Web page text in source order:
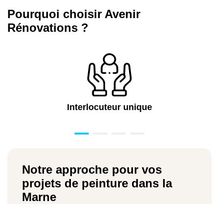
Pourquoi choisir Avenir
Rénovations ?
Interlocuteur unique
Notre approche pour vos
projets de peinture dans la
Marne